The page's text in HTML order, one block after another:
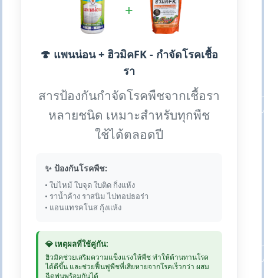
+
🍄 แพนน่อน + ฮิวมิคFK - กำจัดโรคเชื้อ
รา
สารป้องกันกำจัดโรคพืชจากเชื้อรา
หลายชนิด เหมาะสำหรับทุกพืช
ใช้ได้ตลอดปี
✨ ป้องกันโรคพืช:
• ใบไหม้ ใบจุด ใบติด กิ่งแห้ง
• ราน้ำค้าง ราสนิม ไปทอปธอร่า
• แอนแทรคโนส กุ้งแห้ง
💎 เหตุผลที่ใช้คู่กัน:
ฮิวมิคช่วยเสริมความแข็งแรงให้พืช ทำให้ต้านทานโรค
ได้ดีขึ้น และช่วยฟื้นฟูพืชที่เสียหายจากโรคเร็วกว่า ผสม